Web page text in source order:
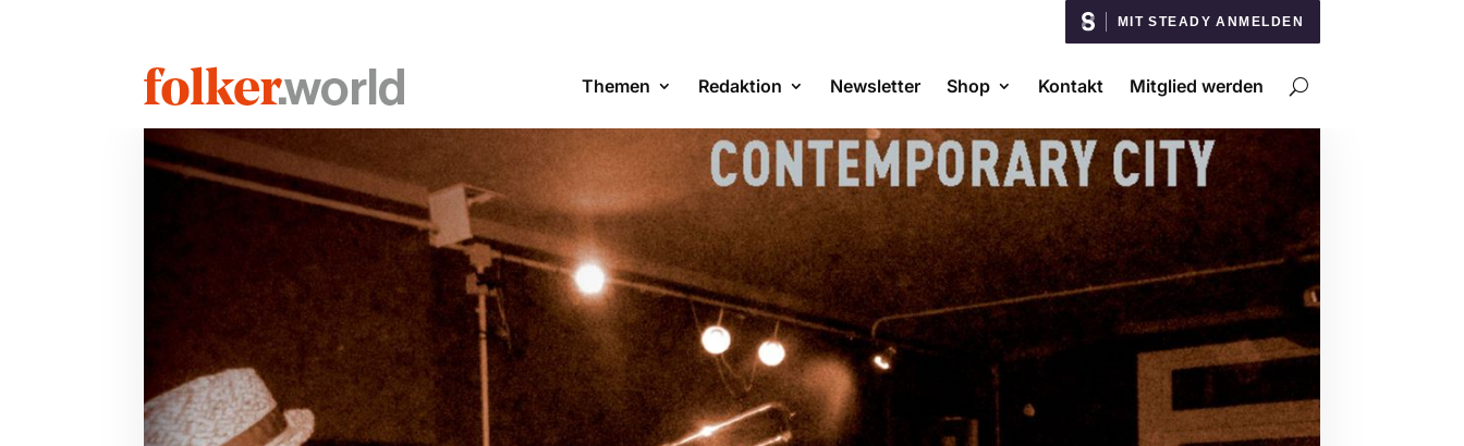
MIT STEADY ANMELDEN
Themen Redaktion Newsletter Shop Kontakt Mitglied werden